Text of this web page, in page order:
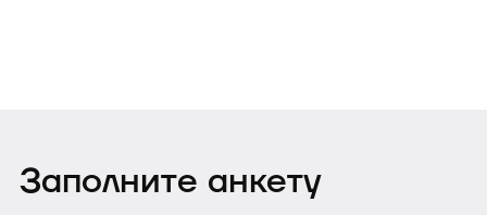
Заполните анкету